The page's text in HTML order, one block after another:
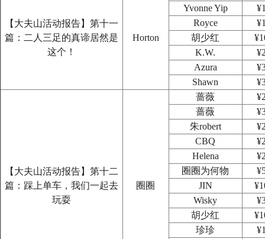
【大夫山活动报告】第十一
篇：二人三足的真谛居然是
这个！
Horton
Yvonne Yip
Royce
胡少红
K.W.
Azura
Shawn
【大夫山活动报告】第十二
篇：踩上单车，我们一起去
玩耍
圈圈
蔷薇
蔷薇
朱robert
CBQ
Helena
圈圈为何物
JIN
Wisky
胡少红
珍珍